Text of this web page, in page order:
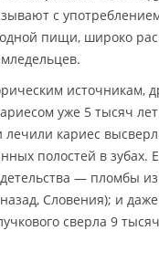
с
пищи, широко
источникам,
уже 5 тысяч
лечили кариес
полостей в зубах.
— пломбы
Словения); и
сверла 9